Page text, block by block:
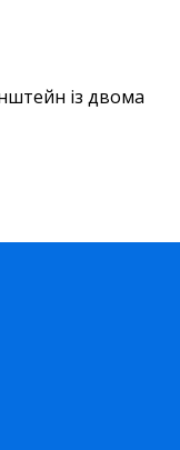
із двома